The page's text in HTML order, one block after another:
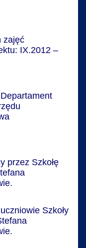
zajęć
IX.2012 –
przez Szkołę
Szkoły